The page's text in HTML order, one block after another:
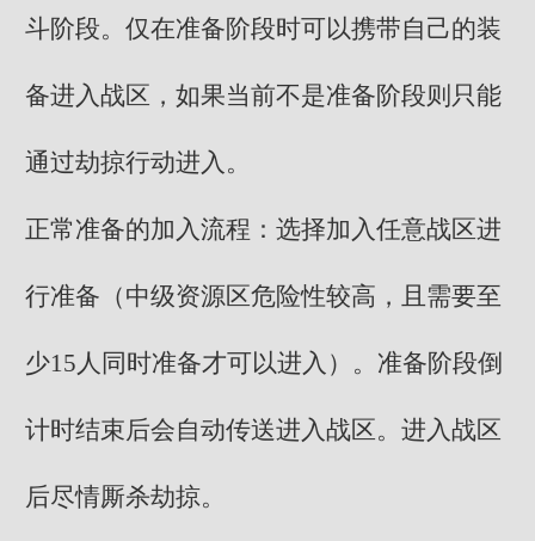
斗阶段。仅在准备阶段时可以携带自己的装
备进入战区，如果当前不是准备阶段则只能
通过劫掠行动进入。
正常准备的加入流程：选择加入任意战区进
行准备（中级资源区危险性较高，且需要至
少15人同时准备才可以进入）。准备阶段倒
计时结束后会自动传送进入战区。进入战区
后尽情厮杀劫掠。